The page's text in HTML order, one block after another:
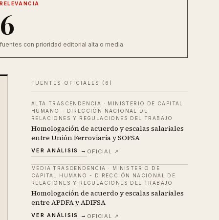
RELEVANCIA
6
fuentes con prioridad editorial alta o media
FUENTES OFICIALES ( 6 )
ALTA TRASCENDENCIA · MINISTERIO DE CAPITAL
HUMANO - DIRECCIÓN NACIONAL DE
RELACIONES Y REGULACIONES DEL TRABAJO
Homologación de acuerdo y escalas salariales
entre Unión Ferroviaria y SOFSA
VER ANÁLISIS → OFICIAL ↗
MEDIA TRASCENDENCIA · MINISTERIO DE
CAPITAL HUMANO - DIRECCIÓN NACIONAL DE
RELACIONES Y REGULACIONES DEL TRABAJO
Homologación de acuerdo y escalas salariales
entre APDFA y ADIFSA
VER ANÁLISIS → OFICIAL ↗